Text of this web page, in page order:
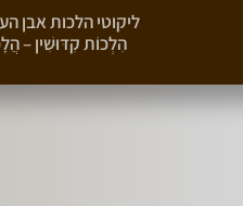
ליקוטי הלכות אבן
הִלְכוֹת קִדּוּשִׁין –